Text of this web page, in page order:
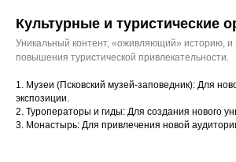
Культурные и туристические
Уникальный контент, «оживляющий» историю, и
повышения туристической привлекательности.
1. Музеи (Псковский музей-заповедник): Для
экспозиции.
2. Туроператоры и гиды: Для создания нового
3. Монастырь: Для привлечения новой